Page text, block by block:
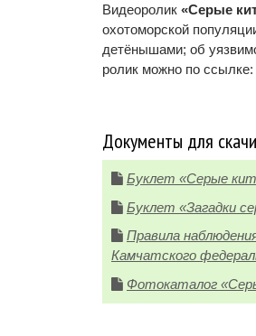
Видеоролик «Серые
охотоморской
детёнышами; об
ролик можно по ссылке:
Документы для
Буклет «Серые
Буклет «Загадки
Правила
Камчатского
Фотокаталог